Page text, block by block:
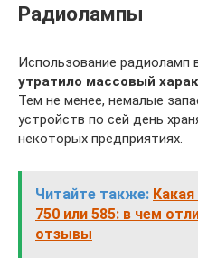
Радиолампы
Использование радиоламп
утратило массовый
Тем не менее, немалые
устройств по сей день
некоторых предприятиях.
Читайте также:
750 или 585: в чем
отзывы